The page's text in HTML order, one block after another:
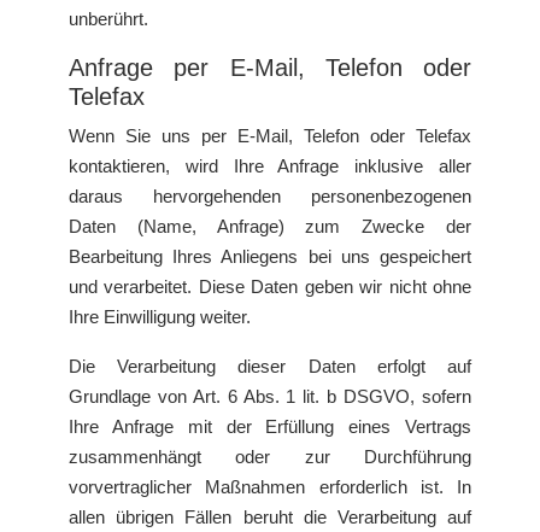
unberührt.
Anfrage per E-Mail, Telefon oder
Telefax
Wenn Sie uns per E-Mail, Telefon oder Telefax
kontaktieren, wird Ihre Anfrage inklusive aller
daraus hervorgehenden personenbezogenen
Daten (Name, Anfrage) zum Zwecke der
Bearbeitung Ihres Anliegens bei uns gespeichert
und verarbeitet. Diese Daten geben wir nicht ohne
Ihre Einwilligung weiter.
Die Verarbeitung dieser Daten erfolgt auf
Grundlage von Art. 6 Abs. 1 lit. b DSGVO, sofern
Ihre Anfrage mit der Erfüllung eines Vertrags
zusammenhängt oder zur Durchführung
vorvertraglicher Maßnahmen erforderlich ist. In
allen übrigen Fällen beruht die Verarbeitung auf